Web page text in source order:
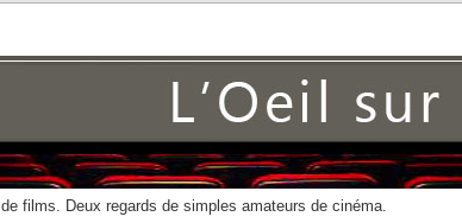
films. Deux regards de simples amateurs de cinéma.